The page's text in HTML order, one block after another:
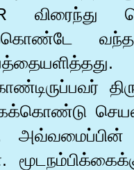
விரைந்து
அவ்வமைப்பின்